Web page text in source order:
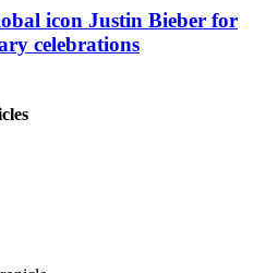
icon Justin Bieber for
celebrations